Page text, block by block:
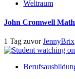
Weltraum
John Cromwell
1 Tag zuvorJennyBrix